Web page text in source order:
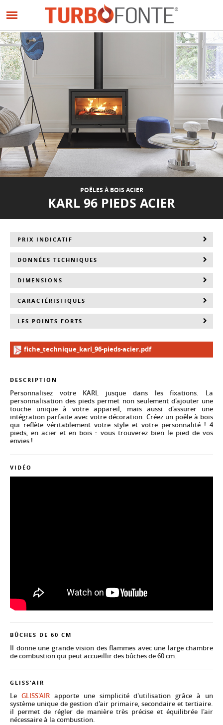
au
principal
POÊLES À BOIS ACIER
KARL 96 PIEDS ACIER
DESCRIPTION
Personnalisez votre KARL jusque dans les fixations. La
personnalisation des pieds permet non seulement d'ajouter une
touche unique à votre appareil, mais aussi d'assurer une
intégration parfaite avec votre décoration. Créez un poêle à bois
qui reflète véritablement votre style et votre personnalité ! 4
pieds, en acier et en bois : vous trouverez bien le pied de vos
envies !
VIDÉO
BÛCHES DE 60 CM
Il donne une grande vision des flammes avec une large chambre
de combustion qui peut accueillir des bûches de 60 cm.
GLISS'AIR
Le GLISS'AIRapporte une simplicité d'utilisation grâce à un
système unique de gestion d'air primaire, secondaire et tertiaire.
il permet de régler de manière très précise et équilibrée l'air
nécessaire à la combustion.
PRIX INDICATIF
DONNÉES TECHNIQUES
DIMENSIONS
CARACTÉRISTIQUES
LES POINTS FORTS
fiche_technique_karl_96-pieds-acier.pdf
Panneau de gestion des cookies